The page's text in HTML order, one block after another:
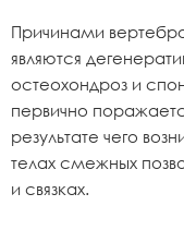
Причинами
являются
остеохондроз и
первично
результате чего
телах смежных
и связках.